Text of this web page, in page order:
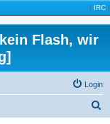
| IRC |
Flash, wir
Login